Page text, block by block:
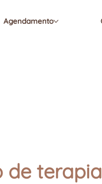
Agendamento
de